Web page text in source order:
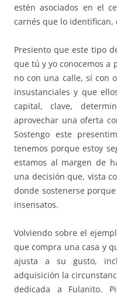
estén asociados en el
carnés que lo identifican,
Presiento que este tipo
que tú y yo conocemos a
no con una calle, sí con
insustanciales y que
capital, clave,
aprovechar una oferta
Sostengo este
tenemos porque estoy
estamos al margen de
una decisión que, vista
donde sostenerse
insensatos.
Volviendo sobre el
que compra una casa y
ajusta a su gusto,
adquisición la
dedicada a Fulanito.